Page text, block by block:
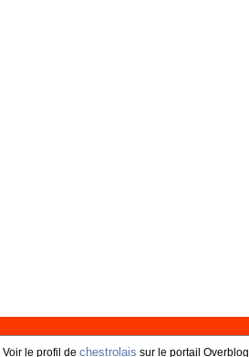
Voir le profil de chestrolais sur le portail Overblog